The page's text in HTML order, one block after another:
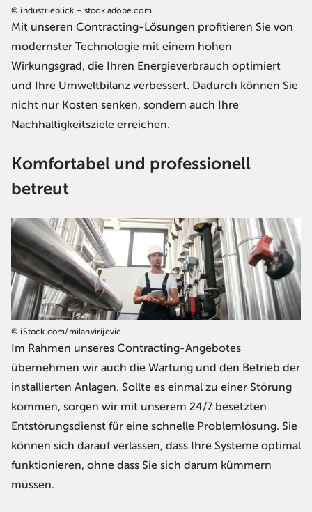
© industrieblick – stock.adobe.com
Mit unseren Contracting-Lösungen profitieren Sie von
modernster Technologie mit einem hohen
Wirkungsgrad, die Ihren Energieverbrauch optimiert
und Ihre Umweltbilanz verbessert. Dadurch können Sie
nicht nur Kosten senken, sondern auch Ihre
Nachhaltigkeitsziele erreichen.
Komfortabel und professionell
betreut
© iStock.com/milanvirijevic
Im Rahmen unseres Contracting-Angebotes
übernehmen wir auch die Wartung und den Betrieb der
installierten Anlagen. Sollte es einmal zu einer Störung
kommen, sorgen wir mit unserem 24/7 besetzten
Entstörungsdienst für eine schnelle Problemlösung. Sie
können sich darauf verlassen, dass Ihre Systeme optimal
funktionieren, ohne dass Sie sich darum kümmern
müssen.